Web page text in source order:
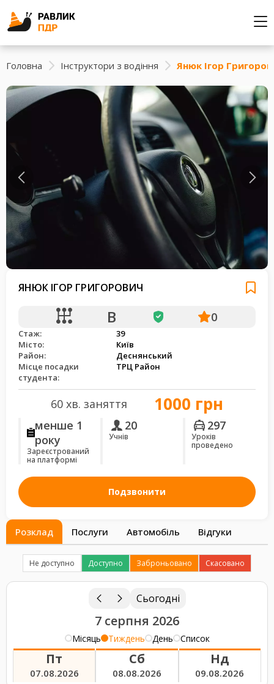
Головна Інструктори з водіння Янюк Ігор
ЯНЮК ІГОР ГРИГОРОВИЧ
B 0
Стаж:
39
Місто:
Київ
Район:
Деснянський
Місце посадки
студента:
ТРЦ Район
60 хв. заняття 1000 грн
менше 1
року
Зареєстрований
на платформі
20
Учнів
297
Уроків
проведено
Подзвонити
Розклад Послуги Автомобіль Відгуки
Не доступно Доступно Заброньовано Скасовано
Сьогодні
7 серпня 2026
Місяць Тиждень День Список
Пт
07.08.2026
Сб
08.08.2026
Нд
09.08.2026